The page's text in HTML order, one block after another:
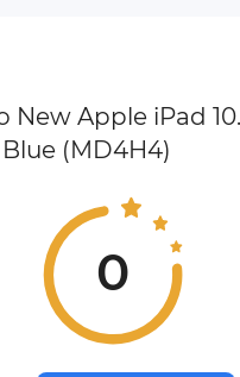
New Apple iPad
Blue (MD4H4)
0